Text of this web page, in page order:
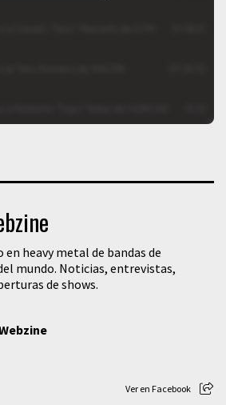
heavy metal de bandas de
mundo. Noticias, entrevistas,
de shows.
Ver en Facebook